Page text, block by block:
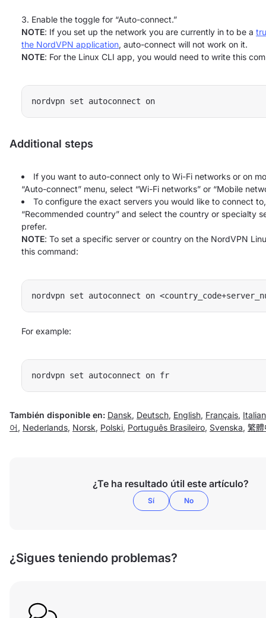
Enable the toggle for “Auto-connect.”
NOTE: If you set up the network you are currently in to be a
the NordVPN application, auto-connect will not work on it.
NOTE: For the Linux CLI app, you would need to write this
nordvpn set autoconnect on
Additional steps
If you want to auto-connect only to Wi-Fi networks or on
“Auto-connect” menu, select “Wi-Fi networks” or “Mobile
To configure the exact servers you would like to connect
“Recommended country” and select the country or specialty
prefer.
NOTE: To set a specific server or country on the NordVPN
this command:
nordvpn set autoconnect on
For example:
nordvpn set autoconnect on fr
También disponible en: Dansk, Deutsch, English, Français,
어 , Nederlands, Norsk, Polski, Português Brasileiro, Svenska, 繁
¿Te ha resultado útil este artículo?
Sí No
¿Sigues teniendo problemas?